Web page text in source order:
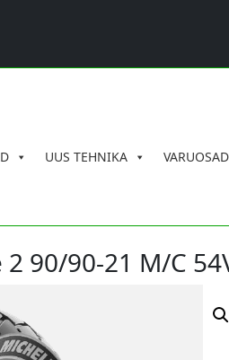
UUS TEHNIKA VARUOSAD
90/90-21 M/C